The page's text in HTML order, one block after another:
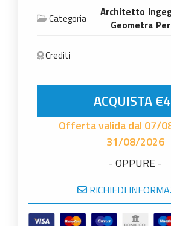
Categoria
Architetto
Geometra
Crediti
VAS - Valutazione
ACQUISTA
Offerta valida dal 07/
31/08/2026
- OPPURE -
RICHIEDI